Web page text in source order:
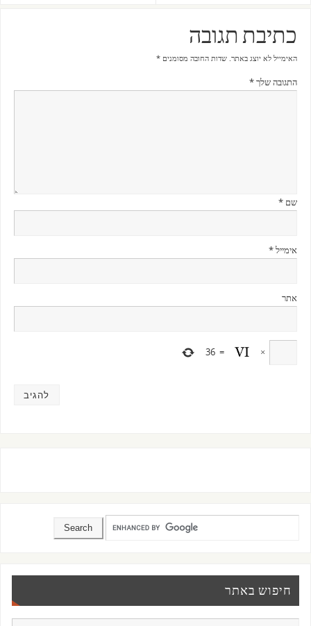
כתיבת תגובה
האימייל לא יוצג באתר. שדות החובה מסומנים *
התגובה שלך*
שם *
אימייל*
אתר
×
=
36
חיפוש באתר